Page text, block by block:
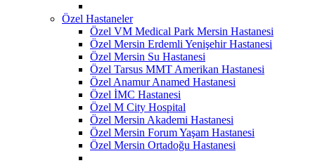
Özel Hastaneler
Özel VM Medical Park Mersin Hastanesi
Özel Mersin Erdemli Yenişehir Hastanesi
Özel Mersin Su Hastanesi
Özel Tarsus MMT Amerikan Hastanesi
Özel Anamur Anamed Hastanesi
Özel İMC Hastanesi
Özel M City Hospital
Özel Mersin Akademi Hastanesi
Özel Mersin Forum Yaşam Hastanesi
Özel Mersin Ortadoğu Hastanesi